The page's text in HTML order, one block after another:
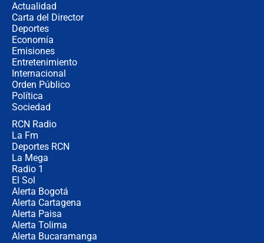
Actualidad
Carta del Director
Deportes
Economía
Emisiones
Entretenimiento
Internacional
Orden Público
Política
Sociedad
RCN Radio
La Fm
Deportes RCN
La Mega
Radio 1
El Sol
Alerta Bogotá
Alerta Cartagena
Alerta Paisa
Alerta Tolima
Alerta Bucaramanga